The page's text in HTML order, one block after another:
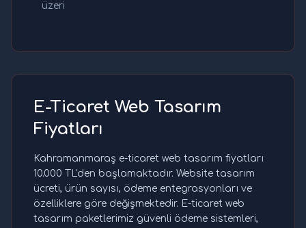
üzeri
E-Ticaret Web Tasarım
Fiyatları
Kahramanmaraş e-ticaret web tasarım fiyatları
10.000 TL'den başlamaktadır. Website tasarım
ücreti, ürün sayısı, ödeme entegrasyonları ve
özelliklere göre değişmektedir. E-ticaret web
tasarım paketlerimiz güvenli ödeme sistemleri,